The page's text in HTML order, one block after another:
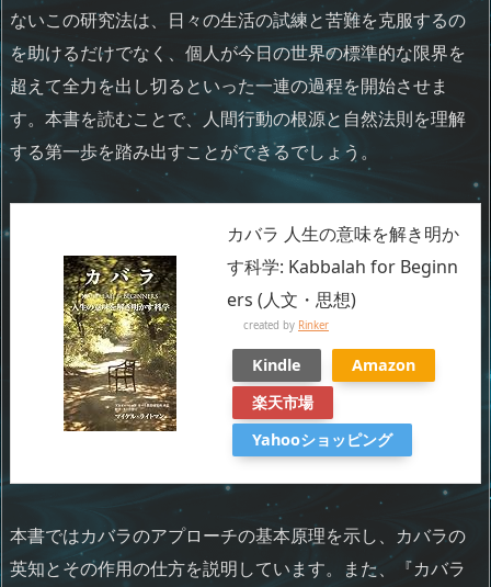
ないこの研究法は、日々の生活の試練と苦難を克服するの
を助けるだけでなく、個人が今日の世界の標準的な限界を
超えて全力を出し切るといった一連の過程を開始させま
す。本書を読むことで、人間行動の根源と自然法則を理解
する第一歩を踏み出すことができるでしょう。
カバラ 人生の意味を解き明か
す科学: Kabbalah for Beginn
ers (人文・思想)
created by Rinker
Kindle
Amazon
楽天市場
Yahooショッピング
本書ではカバラのアプローチの基本原理を示し、カバラの
英知とその作用の仕方を説明しています。また、『カバラ